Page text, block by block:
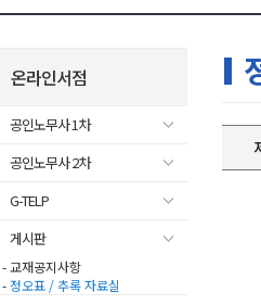
온라인서점
공인노무사 1차
공인노무사 2차
G-TELP
게시판
- 교재공지사항
- 정오표 / 추록 자료실